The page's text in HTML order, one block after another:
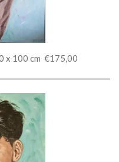
x 100 cm €175,00